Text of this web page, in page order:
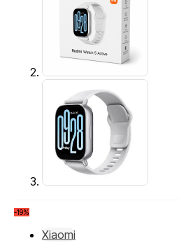
-19%
Xiaomi